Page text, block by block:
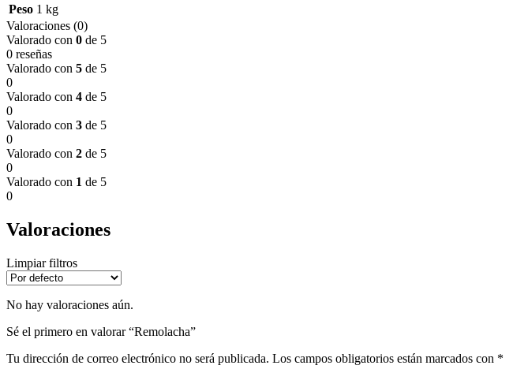
Peso 1 kg
Valoraciones (0)
Valorado con 0 de 5
0 reseñas
Valorado con 5 de 5
0
Valorado con 4 de 5
0
Valorado con 3 de 5
0
Valorado con 2 de 5
0
Valorado con 1 de 5
0
Valoraciones
Limpiar filtros
No hay valoraciones aún.
Sé el primero en valorar “Remolacha”
Tu dirección de correo electrónico no será publicada. Los campos obligatorios están marcados con *